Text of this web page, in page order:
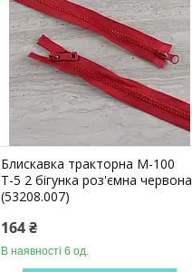
Блискавка тракторна М-100
Т-5 2 бігунка роз'ємна червона
(53208.007)
164 ₴
В наявності 6 од.